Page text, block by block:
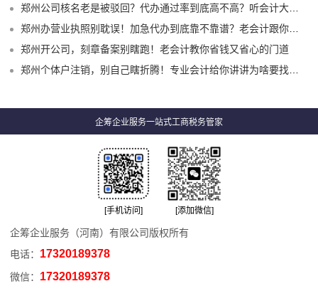
郑州公司核名老是被驳回？代办通过率到底高不高？听会计大实话
郑州办营业执照别耽误！加急代办到底靠不靠谱？老会计跟你掏心窝子说清楚
郑州开公司，刻章备案别瞎跑！老会计教你省钱又省心的门道
郑州个体户注销，别自己瞎折腾！专业会计给你讲讲为啥要找代办
企筹企业服务一站式工商税务管家
[手机访问] [添加微信]
企筹企业服务（河南）有限公司版权所有
电话： 17320189378
微信： 17320189378